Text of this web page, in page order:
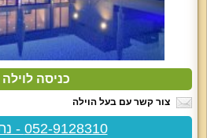
כניסה לוילה J
צור קשר עם בעל הוילה
052-9128310 - נתי / חיים